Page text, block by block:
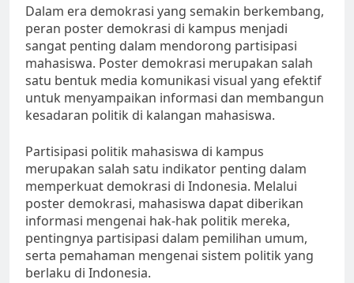
Dalam era demokrasi yang semakin berkembang,
peran poster demokrasi di kampus menjadi
sangat penting dalam mendorong partisipasi
mahasiswa. Poster demokrasi merupakan salah
satu bentuk media komunikasi visual yang efektif
untuk menyampaikan informasi dan membangun
kesadaran politik di kalangan mahasiswa.
Partisipasi politik mahasiswa di kampus
merupakan salah satu indikator penting dalam
memperkuat demokrasi di Indonesia. Melalui
poster demokrasi, mahasiswa dapat diberikan
informasi mengenai hak-hak politik mereka,
pentingnya partisipasi dalam pemilihan umum,
serta pemahaman mengenai sistem politik yang
berlaku di Indonesia.